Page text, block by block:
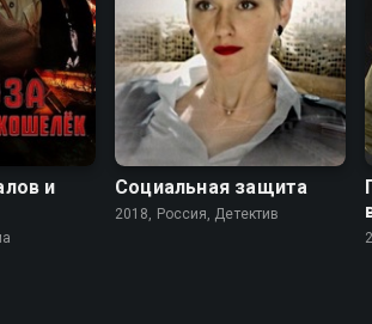
и
Социальная защита
2018, Россия, Детектив